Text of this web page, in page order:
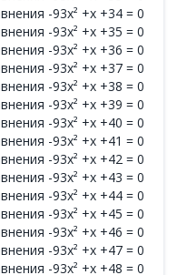
-93x² +x +34 = 0
-93x² +x +35 = 0
-93x² +x +36 = 0
-93x² +x +37 = 0
-93x² +x +38 = 0
-93x² +x +39 = 0
-93x² +x +40 = 0
-93x² +x +41 = 0
-93x² +x +42 = 0
-93x² +x +43 = 0
-93x² +x +44 = 0
-93x² +x +45 = 0
-93x² +x +46 = 0
-93x² +x +47 = 0
-93x² +x +48 = 0